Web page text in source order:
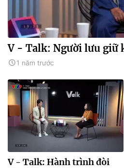
V - Talk: Người lưu giữ
1 năm trước
V - Talk: Hành trình đòi